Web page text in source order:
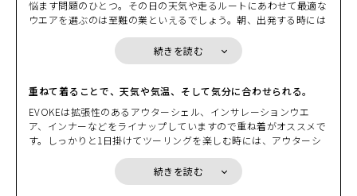
に上がる気温。バックミラーに映るヘルメットでペチャンコになっ
た髪型。アウターシェルを脱ぎバイクにかけるときによぎる少しば
かりの不安。シャワーを浴びたいほどの汗ビッショリになったイン
ナーウエアの不快感。もし、そんな“我慢”や“不快感”が両手に収ま
名はギア・ウエアだ。ウエアでありながらギアの役割を果たす。そ
こにはこんな要素が求められる。“小さく収納”できて、しかも“持
ち運び”がしやすい。気温変化に応じて“重ね着”もできるし“脱い
で”パッカブルに戻すこともできる。ウエアの拡張性を損なわない
コンパクトなプロテクションとのマッチング。EVOKEはバイクを
止めた後に新たな価値を発揮するギア・ウエアだ。「小さく収納し
て、持ち運ぼう」から始まる新発想。GEAR-Wearという新時代が
悩ます問題のひとつ。その日の天気や走るルートにあわせて最適な
ウエアを選ぶのは至難の業といえるでしょう。朝、出発する時には
の気温となり、脱ぎたくても荷物になるから脱げないもどかしさ。
そんな時に、小さく畳んで持ち運べるパッカブル機能を備えたEVO
るバッグや、バイクの小物入れの隙間にコンパクトに収納できま
す。荷物になるからと着こまずに我慢したり、着こんで脱げないか
らと我慢したりする必要はないのです。
続きを読む
重ねて着ることで、天気や気温、そして気分に合わせられる。
EVOKEは拡張性のあるアウターシェル、インサレーションウエ
ア、インナーなどをライナップしていますので重ね着がオススメで
す。しっかりと1日掛けてツーリングを楽しむ時には、アウターシ
った温かなミドルインナーと重ねてみたり、街中を走る時であれば
適度な通気性がエアクッションとなり衣服内を快適に保つミドルイ
続きを読む
M
¥22,000(税込)
カートに入れる
HEATHER BEIGE
3L
¥22,000(税込)
カートに入れる
HEATHER EMERAL
D
カートに入れる